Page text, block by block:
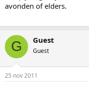
avonden of elders.
G Guest
Guest
25 nov 2011